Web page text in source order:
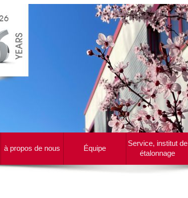
à propos de nous Équipe
Service, institut de
étalonnage